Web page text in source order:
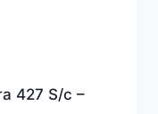
427 S/c –